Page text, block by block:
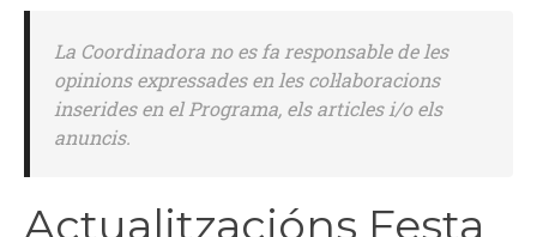
La Coordinadora no es fa responsable de les
opinions expressades en les col·laboracions
inserides en el Programa, els articles i/o els
anuncis.
Actualitzacións Festa